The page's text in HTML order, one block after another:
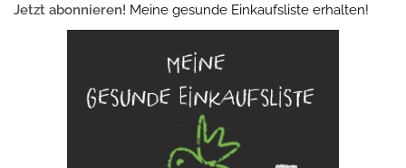
Jetzt abonnieren! Meine gesunde Einkaufsliste erhalten!